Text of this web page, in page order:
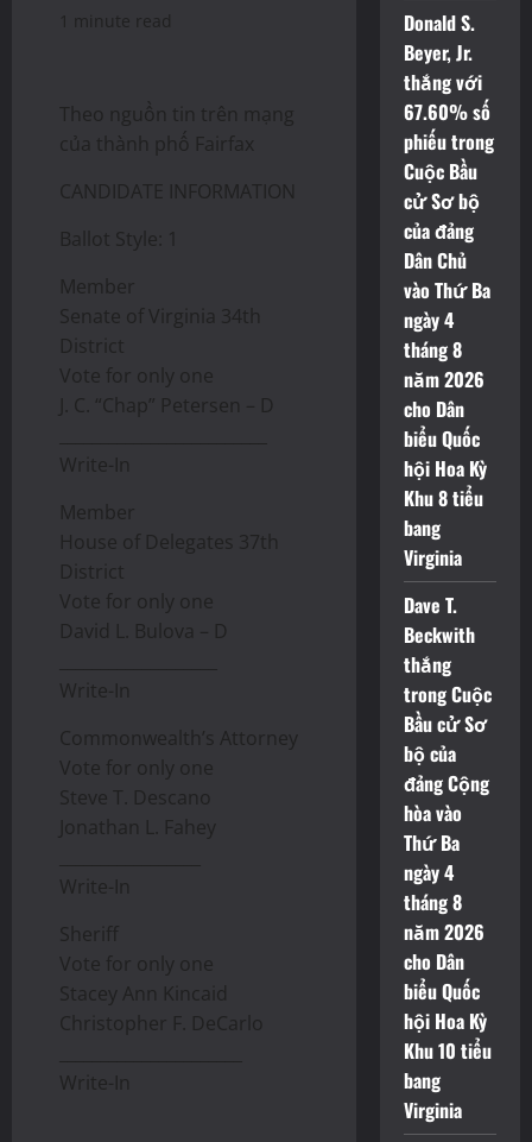
1 minute read
Theo nguồn tin trên mạng
của thành phố Fairfax
CANDIDATE INFORMATION
Ballot Style: 1
Member
Senate of Virginia 34th
District
Vote for only one
J. C. “Chap” Petersen – D
Write-In
Member
House of Delegates 37th
District
Vote for only one
David L. Bulova – D
Write-In
Commonwealth’s Attorney
Vote for only one
Steve T. Descano
Jonathan L. Fahey
Write-In
Sheriff
Vote for only one
Stacey Ann Kincaid
Christopher F. DeCarlo
Write-In
Donald S.
Beyer, Jr.
thắng với
67.60% số
phiếu trong
Cuộc Bầu
cử Sơ bộ
của đảng
Dân Chủ
vào Thứ Ba
ngày 4
tháng 8
năm 2026
cho Dân
biểu Quốc
hội Hoa Kỳ
Khu 8 tiểu
bang
Virginia
Dave T.
Beckwith
thắng
trong Cuộc
Bầu cử Sơ
bộ của
đảng Cộng
hòa vào
Thứ Ba
ngày 4
tháng 8
năm 2026
cho Dân
biểu Quốc
hội Hoa Kỳ
Khu 10 tiểu
bang
Virginia